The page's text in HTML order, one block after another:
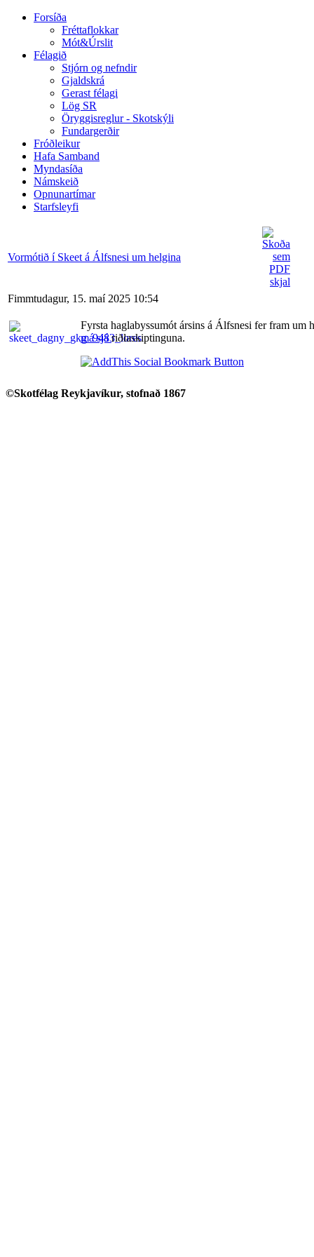
Forsíða
Fréttaflokkar
Mót&Úrslit
Félagið
Stjórn og nefndir
Gjaldskrá
Gerast félagi
Lög SR
Öryggisreglur - Skotskýli
Fundargerðir
Fróðleikur
Hafa Samband
Myndasíða
Námskeið
Opnunartímar
Starfsleyfi
Vormótið í Skeet á Álfsnesi um helgina
Fimmtudagur, 15. maí 2025 10:54
Fyrsta haglabyssumót ársins á Álfsnesi fer fram
má sjáriðlaskiptinguna.
©Skotfélag Reykjavíkur, stofnað 1867